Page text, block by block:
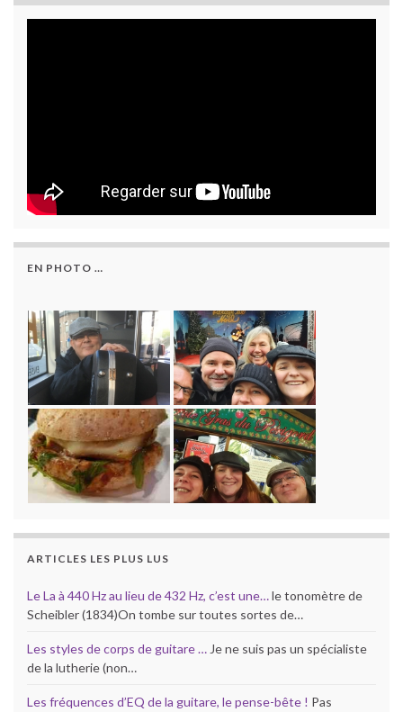
EN PHOTO …
ARTICLES LES PLUS LUS
Le La à 440 Hz au lieu de 432 Hz, c’est une…le tonomètre de
Scheibler (1834)On tombe sur toutes sortes de…
Les styles de corps de guitare …Je ne suis pas un spécialiste
de la lutherie (non…
Les fréquences d’EQ de la guitare, le pense-bête ! Pas